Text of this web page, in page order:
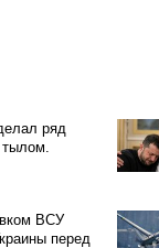
ряд
ВСУ
перед